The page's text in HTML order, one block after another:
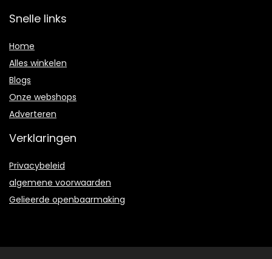
Snelle links
Home
Alles winkelen
Blogs
Onze webshops
Adverteren
Verklaringen
Privacybeleid
algemene voorwaarden
Gelieerde openbaarmaking